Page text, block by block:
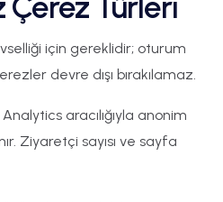
için gereklidir; oturum
devre dışı bırakılamaz.
aracılığıyla anonim
Ziyaretçi sayısı ve sayfa